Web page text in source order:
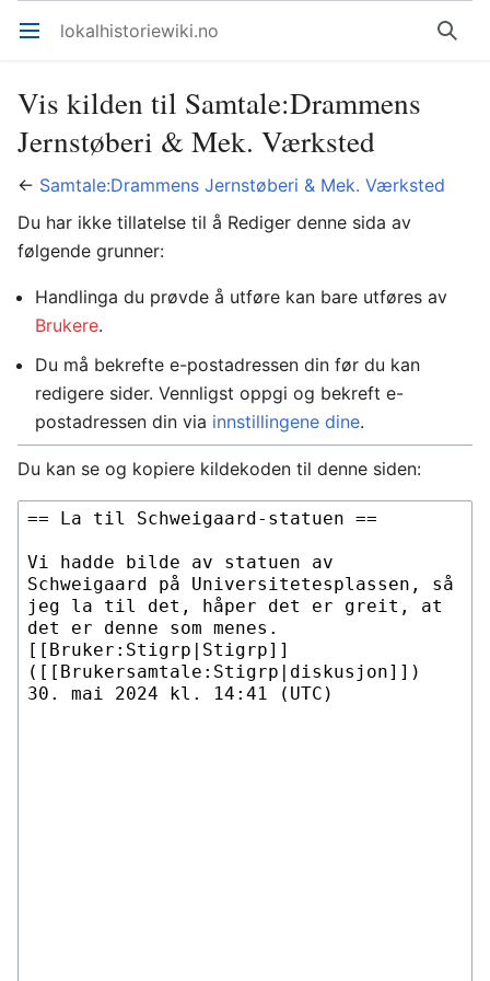
Åpne hovedmenyen lokalhistoriewiki.no Søk
Vis kilden til Samtale:Drammens
Jernstøberi & Mek. Værksted
← Samtale:Drammens Jernstøberi & Mek. Værksted
Du har ikke tillatelse til å Rediger denne sida av
følgende grunner:
Handlinga du prøvde å utføre kan bare utføres av
Brukere.
Du må bekrefte e-postadressen din før du kan
redigere sider. Vennligst oppgi og bekreft e-
postadressen din via innstillingene dine.
Du kan se og kopiere kildekoden til denne siden: